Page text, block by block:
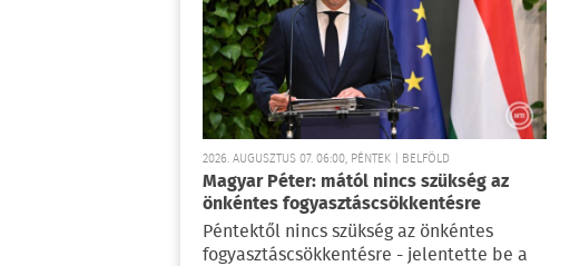
2026. AUGUSZTUS 07. 06:00, PÉNTEK | BELFÖLD
Magyar Péter: mától nincs szükség az
önkéntes fogyasztáscsökkentésre
Péntektől nincs szükség az önkéntes
fogyasztáscsökkentésre - jelentette be a